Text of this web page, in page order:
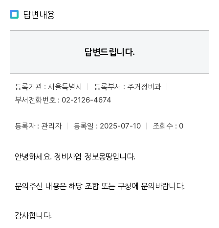
답변내용
답변드립니다.
등록기관 : 서울특별시
등록부서 : 주거정비과
부서전화번호 : 02-2126-4674
등록자 : 관리자 등록일 : 2025-07-10 조회수 : 0
안녕하세요. 정비사업 정보몽땅입니다.
문의주신 내용은 해당 조합 또는 구청에 문의바랍니다.
감사합니다.